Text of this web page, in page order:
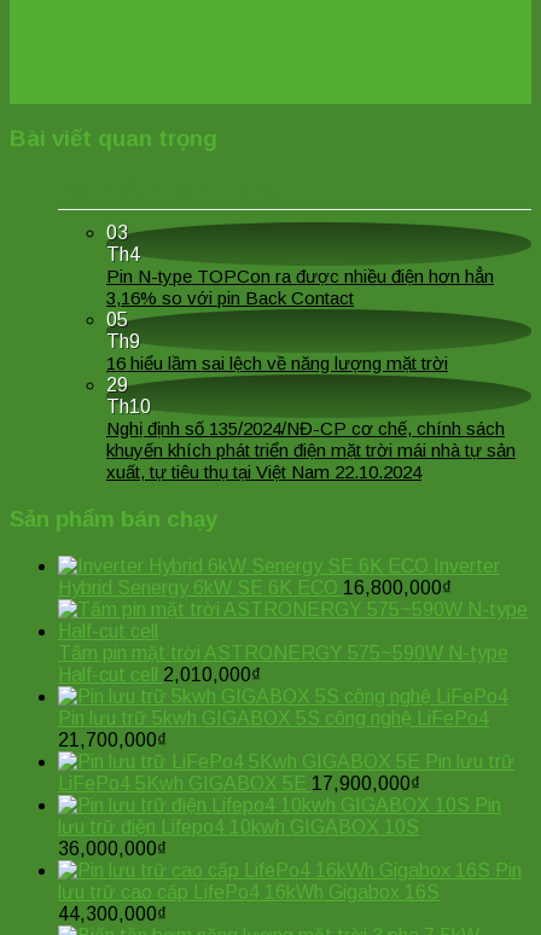
Bài viết quan trọng
03
Th4
Pin N-type TOPCon ra được nhiều điện hơn hẳn
3,16% so với pin Back Contact
05
Th9
16 hiểu lầm sai lệch về năng lượng mặt trời
29
Th10
Nghị định số 135/2024/NĐ-CP cơ chế, chính sách
khuyến khích phát triển điện mặt trời mái nhà tự sản
xuất, tự tiêu thụ tại Việt Nam 22.10.2024
Sản phẩm bán chạy
Inverter
Hybrid Senergy 6kW SE 6K ECO 16,800,000₫
Tấm pin mặt trời ASTRONERGY 575~590W N-type
Half-cut cell
2,010,000₫
Pin lưu trữ 5kwh GIGABOX 5S công nghệ LiFePo4
21,700,000₫
Pin lưu trữ
LiFePo4 5Kwh GIGABOX 5E 17,900,000₫
Pin
lưu trữ điện Lifepo4 10kwh GIGABOX 10S
36,000,000₫
Pin
lưu trữ cao cấp LifePo4 16kWh Gigabox 16S
44,300,000₫